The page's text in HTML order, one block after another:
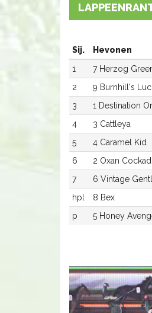
Sij. Hevonen
1
7 Herzog
2
9 Burnhill's
3
1 Destination
4
3 Cattleya
5
4 Caramel Kid
6
2 Oxan
7
6 Vintage
hpl
8 Bex
p
5 Honey